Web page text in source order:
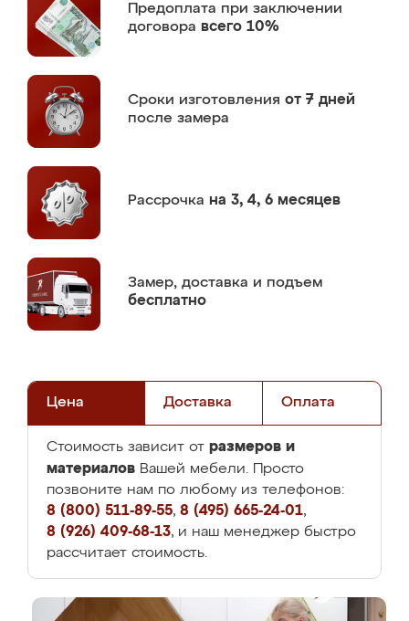
Предоплата при заключении
договора всего 10%
Сроки изготовления от 7 дней
после замера
Рассрочка на 3, 4, 6 месяцев
Замер, доставка и подъем
бесплатно
Цена Доставка Оплата
Стоимость зависит от размеров и
материалов Вашей мебели. Просто
позвоните нам по любому из телефонов:
8 (800) 511-89-55, 8 (495) 665-24-01,
8 (926) 409-68-13, и наш менеджер быстро
рассчитает стоимость.